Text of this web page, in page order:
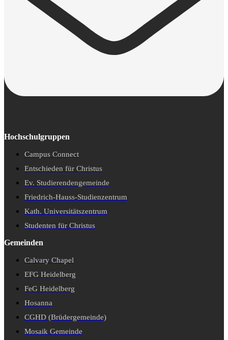
Hochschulgruppen
Campus Connect
Entschieden für Christus
Ev. Studierendengemeinde
Friedrich-Hauss-Studienzentrum
Kath. Universitätszentrum
Studenten für Christus
Gemeinden
Calvary Chapel
EFG Heidelberg
FeG Heidelberg
Hosanna
CGHD (Brüdergemeinde)
Mosaik Gemeinde